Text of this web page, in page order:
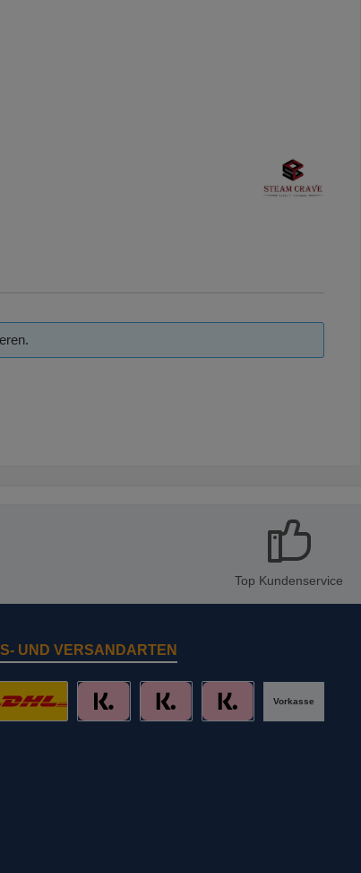
Top Kundenservice
UND VERSANDARTEN
Vorkasse